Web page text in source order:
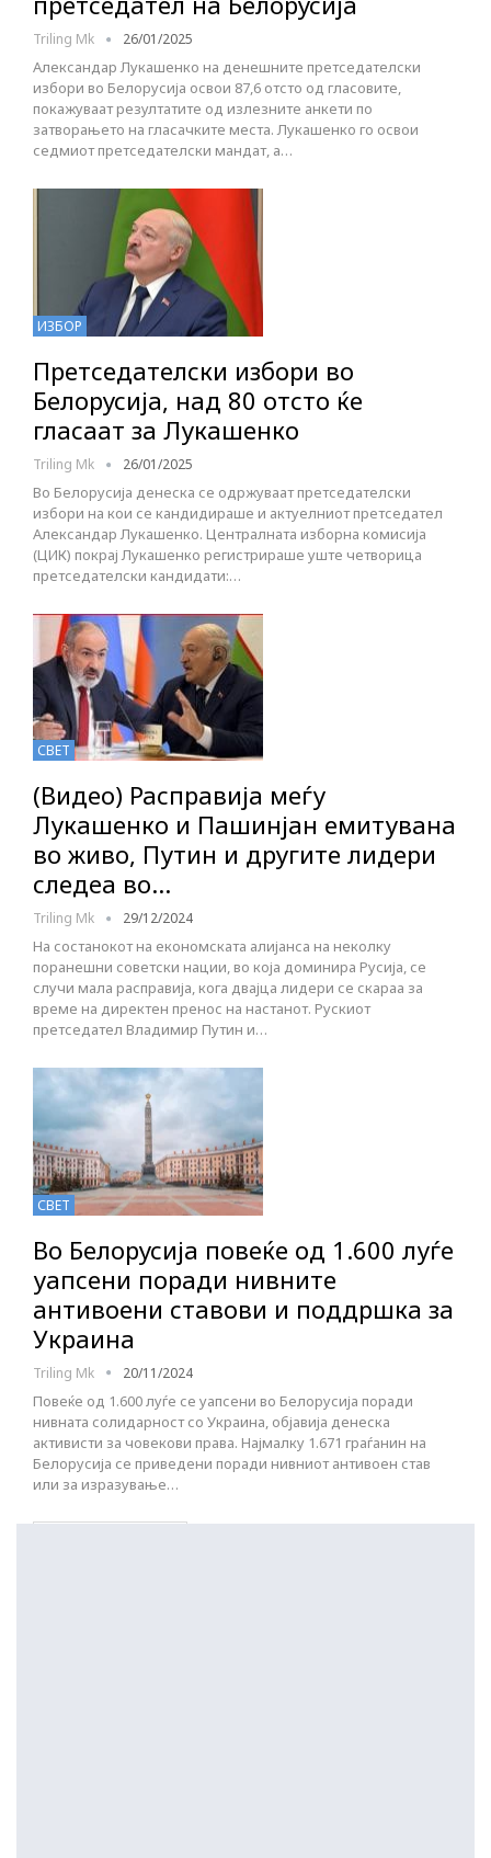
Triling Mk 26/01/2025
Александар Лукашенко на денешните претседателски
избори во Белорусија освои 87,6 отсто од гласовите,
покажуваат резултатите од излезните анкети по
затворањето на гласачките места. Лукашенко го освои
седмиот претседателски мандат, а…
ИЗБОР
Претседателски избори во
Белорусија, над 80 отсто ќе
гласаат за Лукашенко
Triling Mk 26/01/2025
Во Белорусија денеска се одржуваат претседателски
избори на кои се кандидираше и актуелниот претседател
Александар Лукашенко. Централната изборна комисија
(ЦИК) покрај Лукашенко регистрираше уште четворица
претседателски кандидати:…
СВЕТ
(Видео) Расправија меѓу
Лукашенко и Пашинјан емитувана
во живо, Путин и другите лидери
следeа во…
Triling Mk 29/12/2024
На состанокот на економската алијанса на неколку
поранешни советски нации, во која доминира Русија, се
случи мала расправија, кога двајца лидери се скараа за
време на директен пренос на настанот. Рускиот
претседател Владимир Путин и…
СВЕТ
Во Белорусија повеќе од 1.600 луѓе
уапсени поради нивните
антивоени ставови и поддршка за
Украина
Triling Mk 20/11/2024
Повеќе од 1.600 луѓе се уапсени во Белорусија поради
нивната солидарност со Украина, објавија денеска
активисти за човекови права. Најмалку 1.671 граѓанин на
Белорусија се приведени поради нивниот антивоен став
или за изразување…